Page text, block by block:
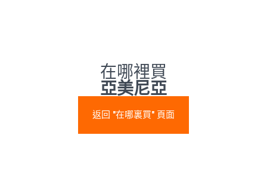
在哪裡買
亞美尼亞
返回 "在哪裏買" 頁面